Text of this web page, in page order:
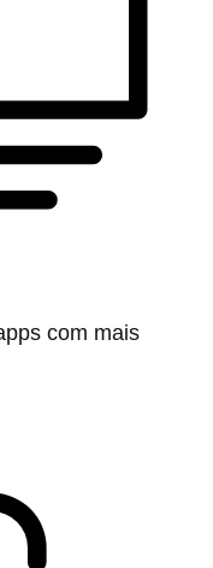
com mais